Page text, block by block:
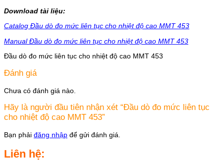
Download tài liệu:
Catalog Đầu dò đo mức liên tục cho nhiệt độ cao MMT 453
Manual Đầu dò đo mức liên tục cho nhiệt độ cao MMT 453
Đầu dò đo mức liên tục cho nhiệt độ cao MMT 453
Đánh giá
Chưa có đánh giá nào.
Hãy là người đầu tiên nhận xét “Đầu dò đo mức liên tục
cho nhiệt độ cao MMT 453”
Bạn phải đăng nhập để gửi đánh giá.
Liên hệ: